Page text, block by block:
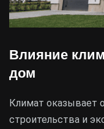
Влияние
дом
Климат оказывает
строительства и